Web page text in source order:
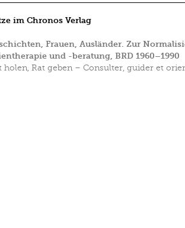
im Chronos Verlag
Frauen, Ausländer. Zur
und -beratung, BRD 1960–1990
holen, Rat geben – Consulter, guider et